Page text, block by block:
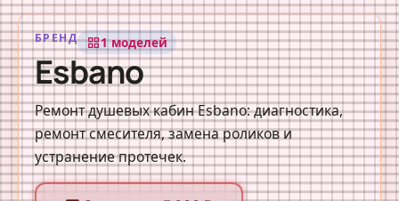
БРЕНД grid_view1 моделей
Esbano
Ремонт душевых кабин Esbano: диагностика,
ремонт смесителя, замена роликов и
устранение протечек.